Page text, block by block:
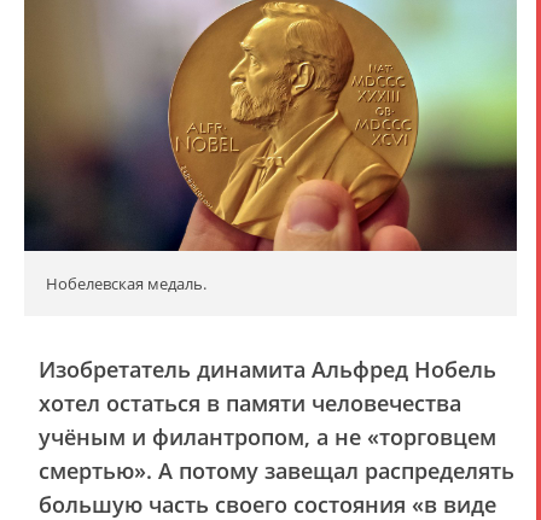
Нобелевская медаль.
Изобретатель динамита Альфред Нобель
хотел остаться в памяти человечества
учёным и филантропом, а не «торговцем
смертью». А потому завещал распределять
большую часть своего состояния «в виде